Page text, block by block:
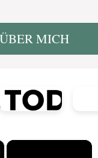
ÜBER MICH
×